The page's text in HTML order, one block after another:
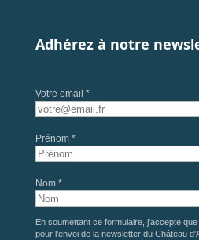
Adhérez à notre
Votre email *
Prénom *
Nom *
En soumettant ce formulaire, j'accepte
pour l'envoi de la newsletter du Château